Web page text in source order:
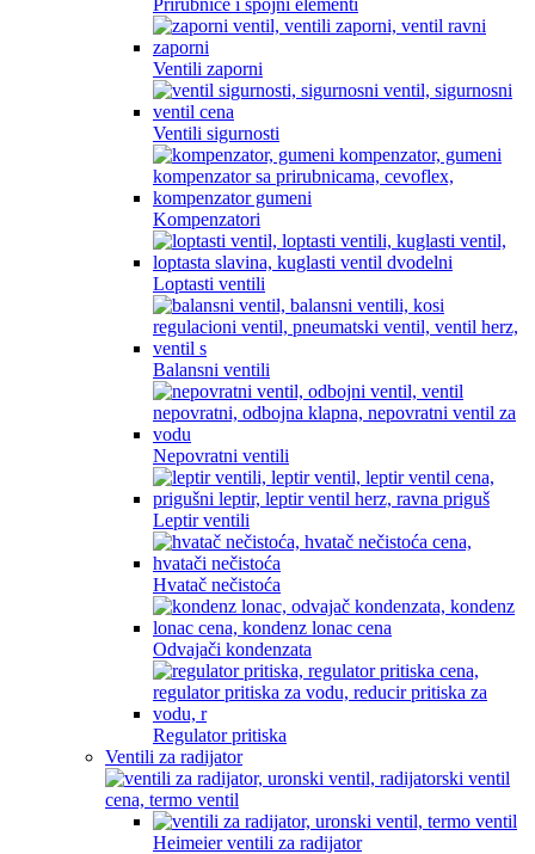
Prirubnice i spojni elementi
Ventili zaporni
Ventili sigurnosti
Kompenzatori
Loptasti ventili
Balansni ventili
Nepovratni ventili
Leptir ventili
Hvatač nečistoća
Odvajači kondenzata
Regulator pritiska
Ventili za radijator
Heimeier ventili za radijator